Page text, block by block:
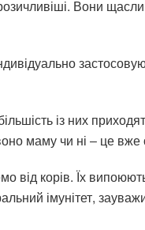
Вони
із них
маму чи ні ‒ це вже
від корів. Їх
імунітет,